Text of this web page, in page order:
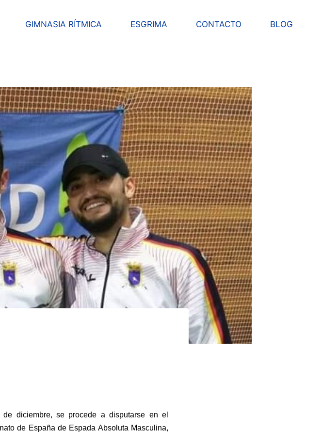
GIMNASIA RÍTMICA ESGRIMA CONTACTO BLOG
diciembre, se procede a disputarse en el
de España de Espada Absoluta Masculina,